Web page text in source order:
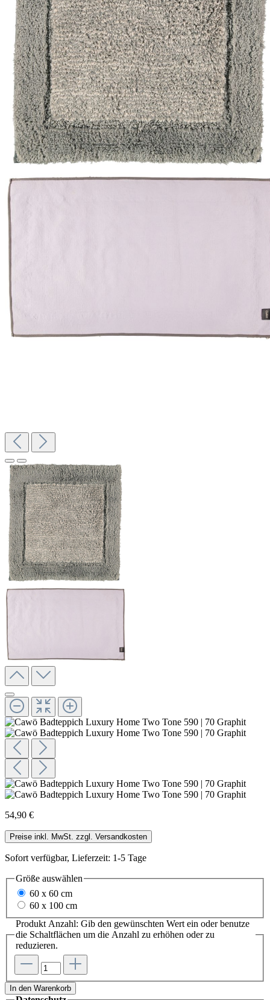
54,90 €
Preise inkl. MwSt. zzgl. Versandkosten
Sofort verfügbar, Lieferzeit: 1-5 Tage
Größe auswählen
60 x 60 cm
60 x 100 cm
Produkt Anzahl: Gib den gewünschten Wert ein oder benutze
die Schaltflächen um die Anzahl zu erhöhen oder zu
reduzieren.
In den Warenkorb